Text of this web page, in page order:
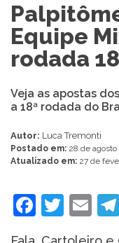
Equipe
rodada
Veja as apostas
a 18ª rodada do
Autor: Luca Tremonti
Postado em: 28 de
Atualizado em: 27 de